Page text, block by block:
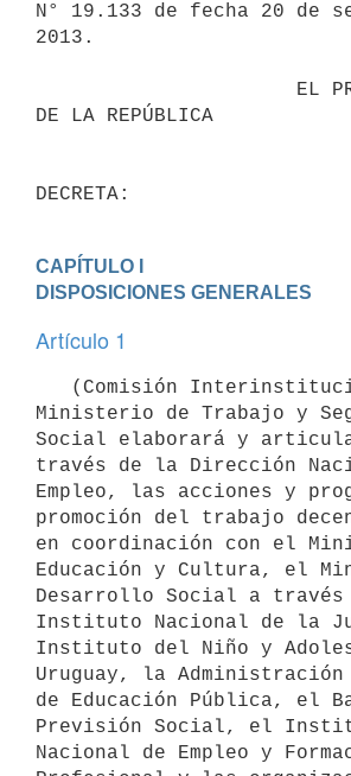
N° 19.133 de fecha 20 de
2013.
DE LA REPÚBLICA
DECRETA:
CAPÍTULO I
DISPOSICIONES GENERALES
Artículo 1
Ministerio de Trabajo y
Social elaborará y
través de la Dirección
Empleo, las acciones y
promoción del trabajo
en coordinación con el
Educación y Cultura, el
Desarrollo Social a través
Instituto Nacional de la
Instituto del Niño y
Uruguay, la Administración
de Educación Pública, el
Previsión Social, el
Nacional de Empleo y